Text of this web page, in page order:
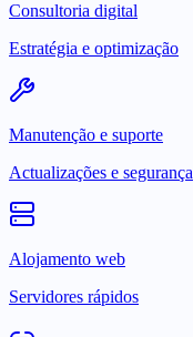
Consultoria digital
Estratégia e optimização
Manutenção e suporte
Actualizações e segurança
Alojamento web
Servidores rápidos